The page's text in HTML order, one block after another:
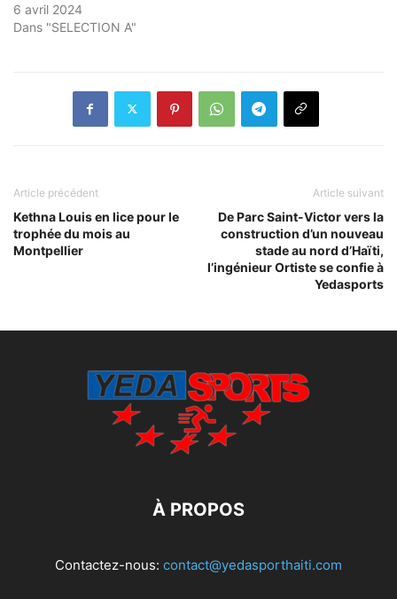
6 avril 2024
Dans "SELECTION A"
Article précédent
Kethna Louis en lice pour le
trophée du mois au
Montpellier
Article suivant
De Parc Saint-Victor vers la
construction d’un nouveau
stade au nord d’Haïti,
l’ingénieur Ortiste se confie à
Yedasports
À PROPOS
Contactez-nous: contact@yedasporthaiti.com